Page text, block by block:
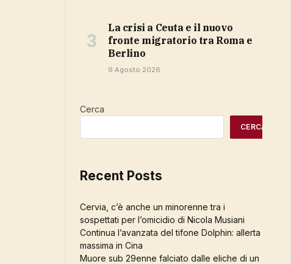
La crisi a Ceuta e il nuovo
fronte migratorio tra Roma e
Berlino
9 Agosto 2026
Cerca
CERCA
Recent Posts
Cervia, c’è anche un minorenne tra i
sospettati per l’omicidio di Nicola Musiani
Continua l’avanzata del tifone Dolphin: allerta
massima in Cina
Muore sub 29enne falciato dalle eliche di un